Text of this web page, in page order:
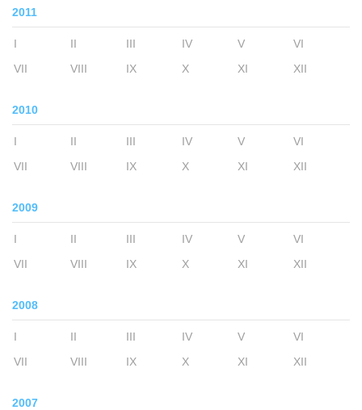
2011
I II III IV V
VI
VII
VIII IX X XI XII
2010
I II III IV V
VI
VII
VIII IX X XI XII
2009
I II III IV V
VI
VII
VIII IX X XI XII
2008
I II III IV V
VI
VII
VIII IX X XI XII
2007